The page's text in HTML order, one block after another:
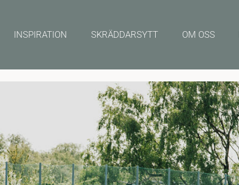
INSPIRATION SKRÄDDARSYTT OM OSS